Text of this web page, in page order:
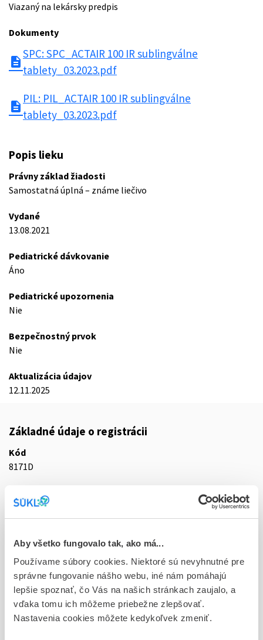
Aby všetko fungovalo tak, ako má...
Používame súbory cookies. Niektoré sú nevyhnutné pre
správne fungovanie nášho webu, iné nám pomáhajú
lepšie spoznať, čo Vás na našich stránkach zaujalo, a
vďaka tomu ich môžeme priebežne zlepšovať.
Nastavenia cookies môžete kedykoľvek zmeniť.
Viazaný na lekársky predpis
Dokumenty
description
SPC: SPC_ACTAIR 100 IR sublingválne
tablety_03.2023.pdf
description
PIL: PIL_ACTAIR 100 IR sublingválne
tablety_03.2023.pdf
Popis lieku
Právny základ žiadosti
Samostatná úplná – známe liečivo
Vydané
13.08.2021
Pediatrické dávkovanie
Áno
Pediatrické upozornenia
Nie
Bezpečnostný prvok
Nie
Aktualizácia údajov
12.11.2025
Základné údaje o registrácii
Kód
8171D
Registračné číslo
59/0208/21-S
tbl slg 3x100 IR (blis.OPA/Al/PVC/Al)
Stav
D - Registrácia bez obmedzenia platnosti
Typ registračnej procedúry